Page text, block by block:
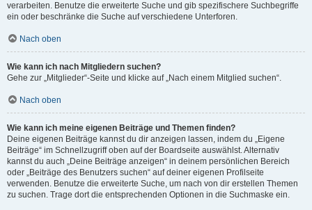
verarbeiten. Benutze die erweiterte Suche und gib spezifischere Suchbegriffe
ein oder beschränke die Suche auf verschiedene Unterforen.
Nach oben
Wie kann ich nach Mitgliedern suchen?
Gehe zur „Mitglieder“-Seite und klicke auf „Nach einem Mitglied suchen“.
Nach oben
Wie kann ich meine eigenen Beiträge und Themen finden?
Deine eigenen Beiträge kannst du dir anzeigen lassen, indem du „Eigene
Beiträge“ im Schnellzugriff oben auf der Boardseite auswählst. Alternativ
kannst du auch „Deine Beiträge anzeigen“ in deinem persönlichen Bereich
oder „Beiträge des Benutzers suchen“ auf deiner eigenen Profilseite
verwenden. Benutze die erweiterte Suche, um nach von dir erstellen Themen
zu suchen. Trage dort die entsprechenden Optionen in die Suchmaske ein.